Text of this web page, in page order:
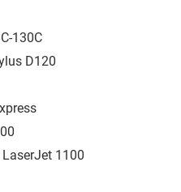
130C
D120
1100